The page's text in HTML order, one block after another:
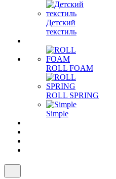
Детский
текстиль
ROLL FOAM
ROLL SPRING
Simple